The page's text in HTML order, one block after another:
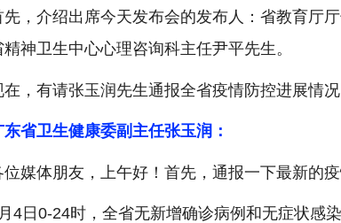
介绍出席今天发布会的发布人：省教育厅厅
神卫生中心心理咨询科主任尹平先生。
有请张玉润先生通报全省疫情防控进展情况
卫生健康委副主任张玉润：
体朋友，上午好！首先，通报一下最新的疫
0-24时，全省无新增确诊病例和无症状感染